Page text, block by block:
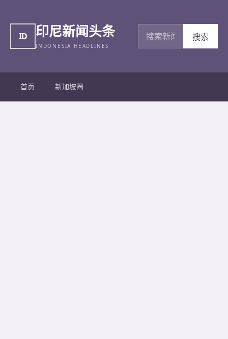
ID 印尼新闻头条
INDONESIA HEADLINES
搜索新闻
搜索
首页 新加坡圈